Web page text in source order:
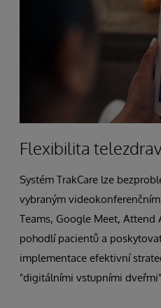
Flexibilita
Systém TrakCare lze
vybraným
Teams, Google Meet, Attend
pohodlí pacientů a
implementace efektivní
"digitálními vstupními dveřmi".